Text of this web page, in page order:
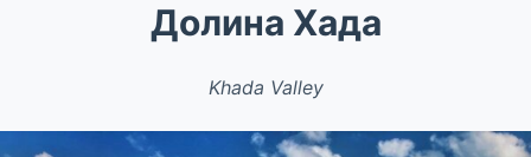
Долина Хада
Khada Valley